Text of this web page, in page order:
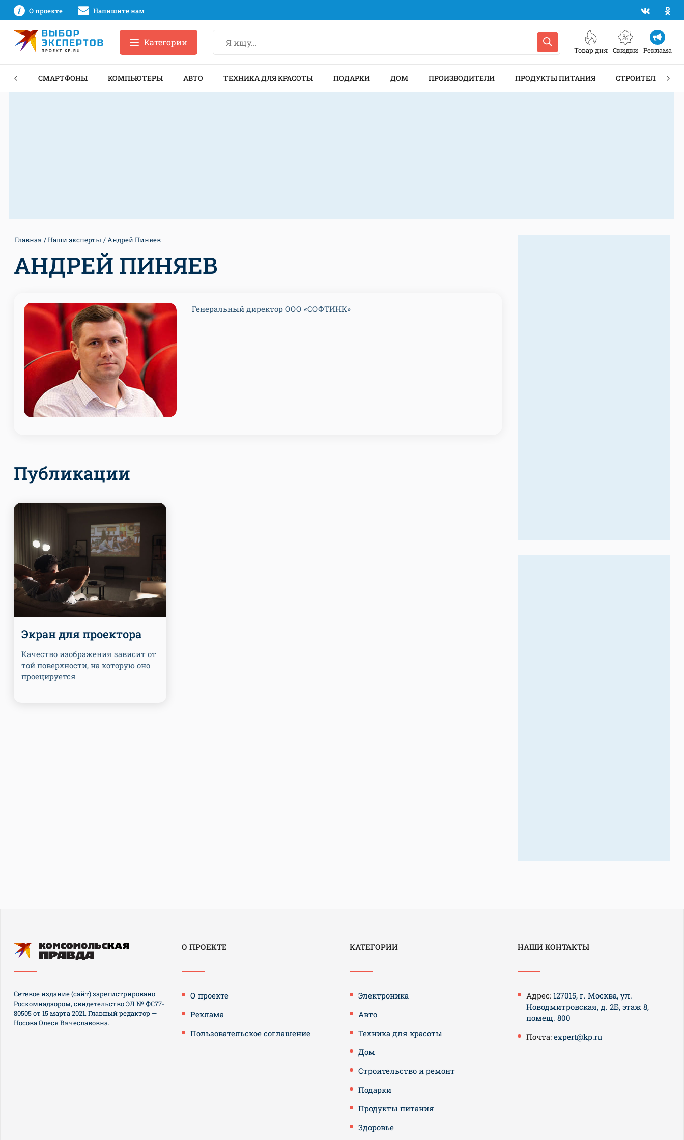
О проекте Напишите нам
Товар дня Скидки Реклама
Категории
СМАРТФОНЫ КОМПЬЮТЕРЫ АВТО ТЕХНИКА ДЛЯ КРАСОТЫ ПОДАРКИ ДОМ ПРОИЗВОДИТЕЛИ ПРОДУКТЫ ПИТАНИЯ СТРОИТЕЛЬСТВО
Главная Наши эксперты Андрей Пиняев
АНДРЕЙ ПИНЯЕВ
Генеральный директор ООО «СОФТИНК»
Публикации
Экран для проектора
Качество изображения зависит от
той поверхности, на которую оно
проецируется
О ПРОЕКТЕ
О проекте
Реклама
Пользовательское соглашение
КАТЕГОРИИ
Электроника
Авто
Техника для красоты
Дом
Строительство и ремонт
Подарки
Продукты питания
Здоровье
НАШИ КОНТАКТЫ
Адрес: 127015, г. Москва, ул.
Новодмитровская, д. 2Б, этаж 8,
помещ. 800
Почта: expert@kp.ru
Сетевое издание (сайт) зарегистрировано
Роскомнадзором, свидетельство ЭЛ № ФС77-
80505 от 15 марта 2021. Главный редактор —
Носова Олеся Вячеславовна.